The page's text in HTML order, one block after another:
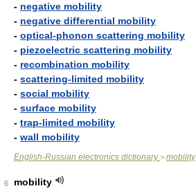
- negative mobility
- negative differential mobility
- optical-phonon scattering mobility
- piezoelectric scattering mobility
- recombination mobility
- scattering-limited mobility
- social mobility
- surface mobility
- trap-limited mobility
- wall mobility
English-Russian electronics dictionary> mobility
6
mobility